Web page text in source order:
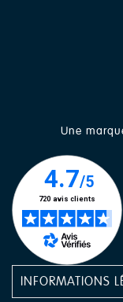
Une
INFORMATIONS